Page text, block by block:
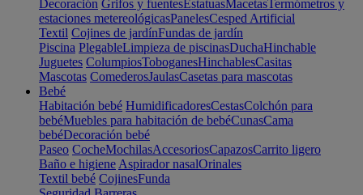
Decoración Grifos y fuentesEstatuasMacetasTermómetros y
estaciones metereológicasPanelesCesped Artificial
Textil Cojines de jardínFundas de jardín
Piscina PlegableLimpieza de piscinasDuchaHinchable
Juguetes ColumpiosToboganesHinchablesCasitas
Mascotas ComederosJaulasCasetas para mascotas
Bebé
Habitación bebé HumidificadoresCestasColchón para
bebéMuebles para habitación de bebéCunasCama
bebéDecoración bebé
Paseo CocheMochilasAccesoriosCapazosCarrito ligero
Baño e higiene Aspirador nasalOrinales
Textil bebé CojinesFunda